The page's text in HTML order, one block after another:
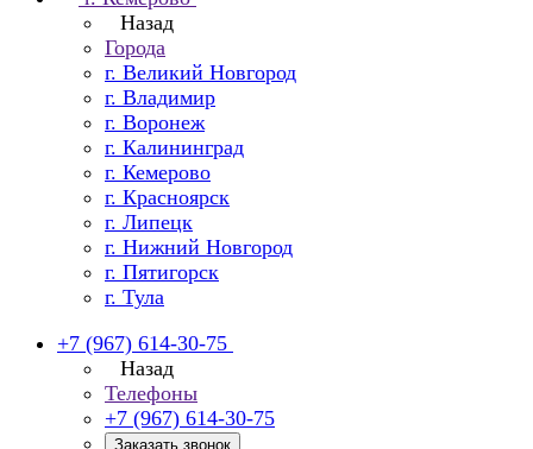
Назад
Города
г. Великий Новгород
г. Владимир
г. Воронеж
г. Калининград
г. Кемерово
г. Красноярск
г. Липецк
г. Нижний Новгород
г. Пятигорск
г. Тула
+7 (967) 614-30-75
Назад
Телефоны
+7 (967) 614-30-75
Заказать звонок